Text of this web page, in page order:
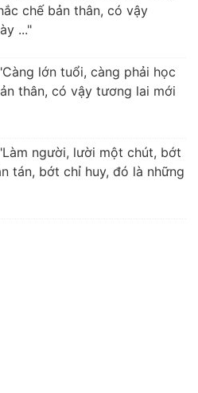
chế bản thân, có vậy
..."
lớn tuổi, càng phải học
thân, có vậy tương lai mới
người, lười một chút, bớt
tán, bớt chỉ huy, đó là những